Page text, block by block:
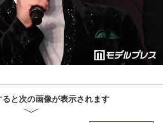
ると次の画像が表示されます